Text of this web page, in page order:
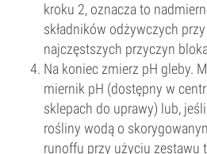
kroku 2, oznacza to
składników odżywczych
najczęstszych przyczyn
Na koniec zmierz pH gleby.
miernik pH (dostępny w
sklepach do uprawy) lub,
rośliny wodą o
runoffu przy użyciu zestawu